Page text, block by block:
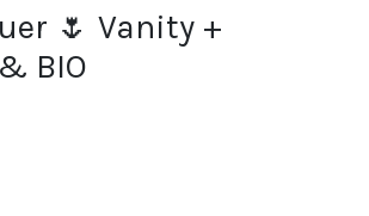
🌷 Vanity +
BIO